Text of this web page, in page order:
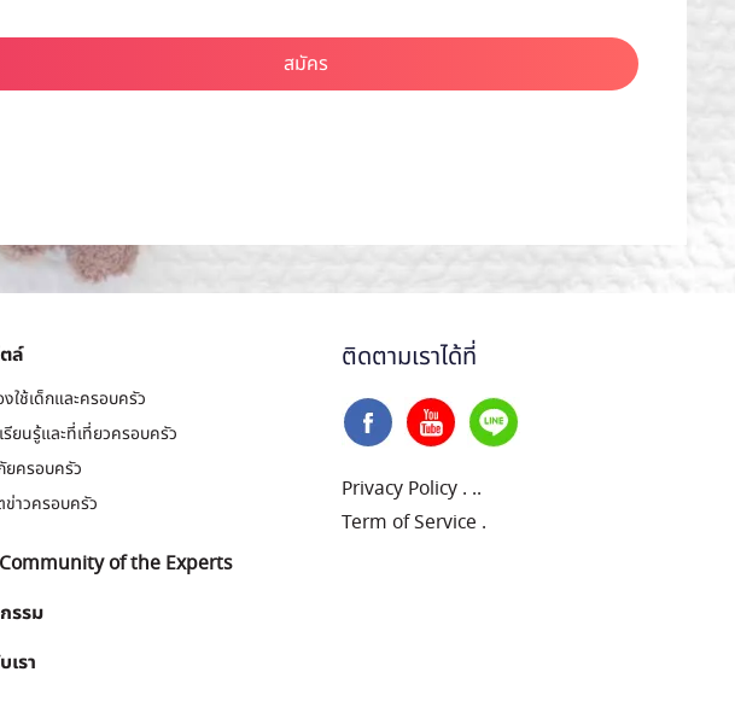
สมัคร
ล์
ใช้เด็กและครอบครัว
รียนรู้และที่เที่ยวครอบครัว
ยครอบครัว
ข่าวครอบครัว
of the Experts
รรม
เรา
ติดตามเราได้ที่
Privacy Policy . ..
Term of Service .